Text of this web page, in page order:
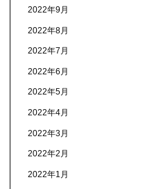
2022年9月
2022年8月
2022年7月
2022年6月
2022年5月
2022年4月
2022年3月
2022年2月
2022年1月